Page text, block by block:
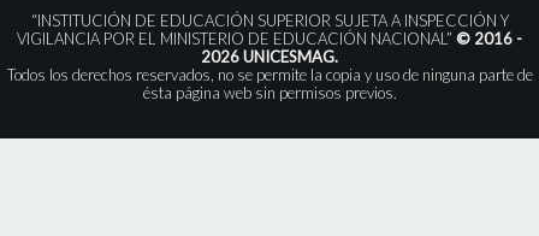
“INSTITUCIÓN DE EDUCACIÓN SUPERIOR SUJETA A INSPECCIÓN Y
VIGILANCIA POR EL MINISTERIO DE EDUCACIÓN NACIONAL” © 2016 -
2026 UNICESMAG.
Todos los derechos reservados, no se permite la copia y uso de ninguna parte de
ésta página web sin permisos previos.